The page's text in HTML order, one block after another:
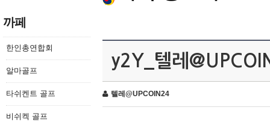
까페
한인총연합회
알마골프
타쉬켄트 골프
비쉬켁 골프
y2Y_텔레
텔레@UPCOIN24